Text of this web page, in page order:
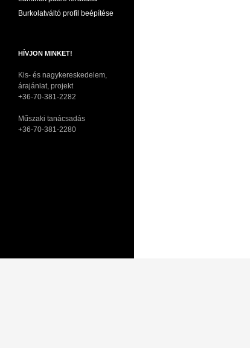
Burkolatváltó profil beépítése
HÍVJON MINKET!
Kis- és nagykereskedelem,
árajánlat, projekt
+36-70-381-2282
Műszaki tanácsadás
+36-70-381-2280